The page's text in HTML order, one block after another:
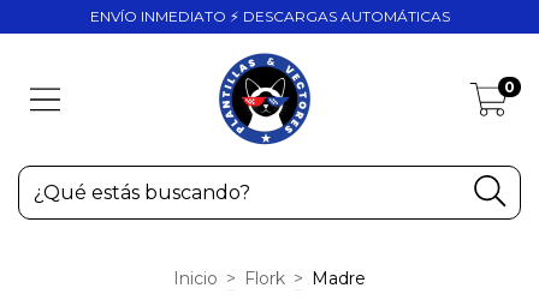
ENVÍO INMEDIATO ⚡ DESCARGAS AUTOMÁTICAS
0
Inicio > Flork > Madre